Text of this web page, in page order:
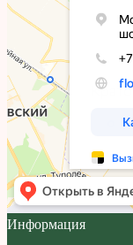
Информация